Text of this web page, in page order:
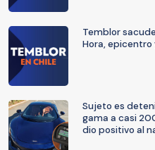
Temblor
Hora,
Sujeto es
gama a casi
dio positivo al